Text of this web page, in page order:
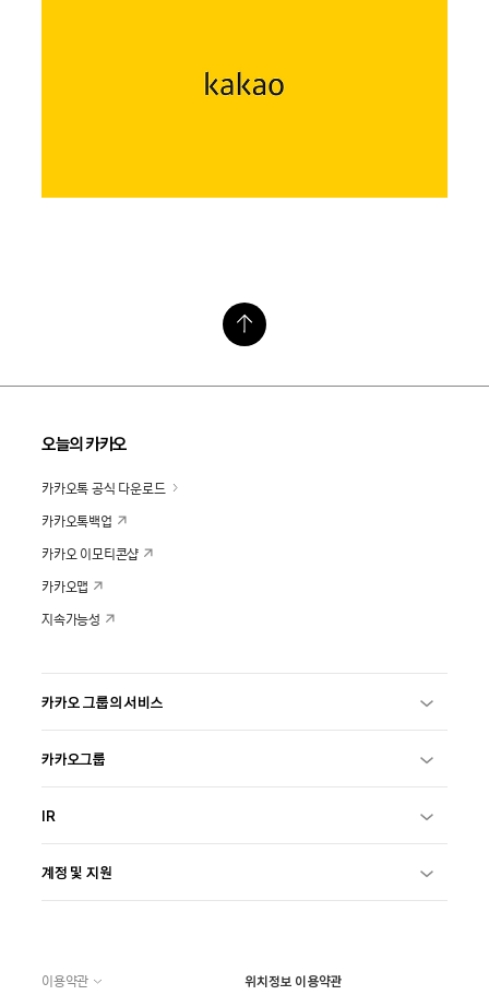
오늘의 카카오
카카오톡 공식 다운로드
카카오톡백업
카카오 이모티콘샵
카카오맵
지속가능성
카카오 그룹의 서비스
카카오그룹
IR
계정 및 지원
이용약관 위치정보 이용약관